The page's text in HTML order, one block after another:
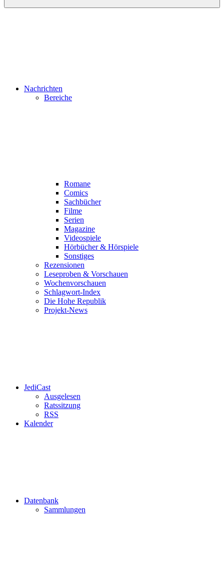
Nachrichten
Bereiche
Romane
Comics
Sachbücher
Filme
Serien
Magazine
Videospiele
Hörbücher & Hörspiele
Sonstiges
Rezensionen
Leseproben & Vorschauen
Wochenvorschauen
Schlagwort-Index
Die Hohe Republik
Projekt-News
JediCast
Ausgelesen
Ratssitzung
RSS
Kalender
Datenbank
Sammlungen